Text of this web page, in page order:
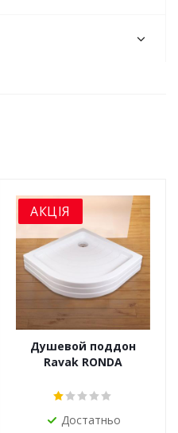
АКЦІЯ
Душевой поддон
Ravak RONDA
Достатньо